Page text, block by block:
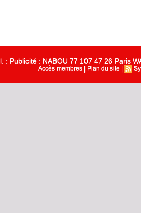
: Publicité : NABOU 77 107 47 26 Paris
Accès membres Plan du site